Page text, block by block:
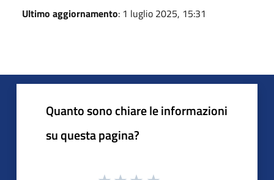
Ultimo aggiornamento: 1 luglio 2025, 15:31
Quanto sono chiare le informazioni
su questa pagina?